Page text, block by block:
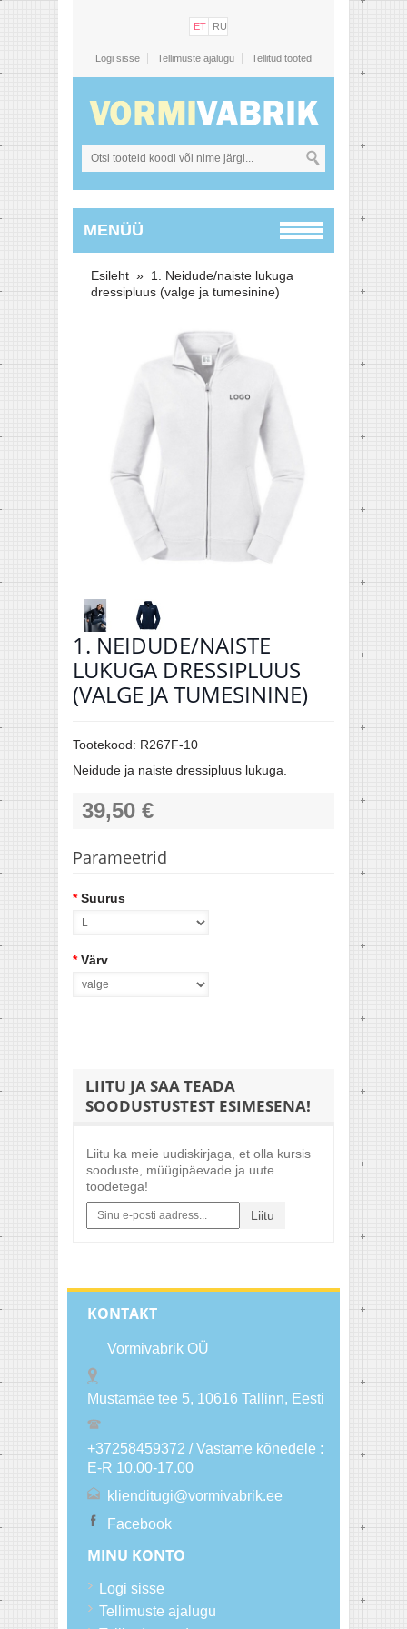
ET RU
Logi sisse Tellimuste ajalugu Tellitud tooted
MENÜÜ
Esileht » 1. Neidude/naiste lukuga
dressipluus (valge ja tumesinine)
1. NEIDUDE/NAISTE
LUKUGA DRESSIPLUUS
(VALGE JA TUMESININE)
Tootekood: R267F-10
Neidude ja naiste dressipluus lukuga.
39,50 €
Parameetrid
* Suurus
* Värv
LIITU JA SAA TEADA
SOODUSTUSTEST ESIMESENA!
Liitu ka meie uudiskirjaga, et olla kursis
sooduste, müügipäevade ja uute
toodetega!
Liitu
KONTAKT
Vormivabrik OÜ
Mustamäe tee 5, 10616 Tallinn, Eesti
+37258459372 / Vastame kõnedele :
E-R 10.00-17.00
klienditugi@vormivabrik.ee
Facebook
MINU KONTO
Logi sisse
Tellimuste ajalugu